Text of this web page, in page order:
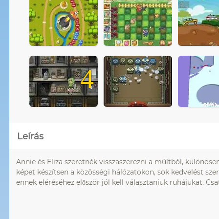
4
Leírás
Annie és Eliza szeretnék visszaszerezni a múltból,
képet készítsen a közösségi hálózatokon, sok kedvelést
ennek eléréséhez először jól kell választaniuk ruhájukat.